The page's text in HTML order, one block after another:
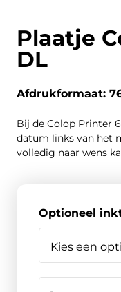
Plaatje
DL
Afdrukformaat:
Bij de Colop Printer
datum links van het
volledig naar wens
Optioneel